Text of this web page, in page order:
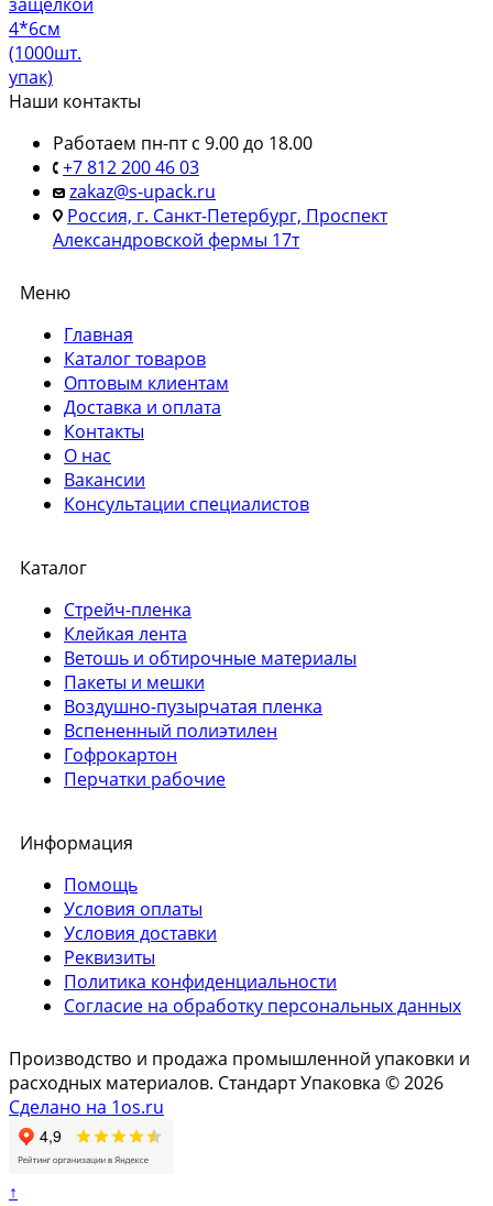
4*6см
(1000шт.
упак)
Наши контакты
Работаем пн-пт с 9.00 до 18.00
+7 812 200 46 03
zakaz@s-upack.ru
Россия, г. Санкт-Петербург, Проспект
Александровской фермы 17т
Меню
Главная
Каталог товаров
Оптовым клиентам
Доставка и оплата
Контакты
О нас
Вакансии
Консультации специалистов
Каталог
Стрейч-пленка
Клейкая лента
Ветошь и обтирочные материалы
Пакеты и мешки
Воздушно-пузырчатая пленка
Вспененный полиэтилен
Гофрокартон
Перчатки рабочие
Информация
Помощь
Условия оплаты
Условия доставки
Реквизиты
Политика конфиденциальности
Согласие на обработку персональных данных
Производство и продажа промышленной упаковки и
расходных материалов. Стандарт Упаковка © 2026
Сделано на 1os.ru
↑